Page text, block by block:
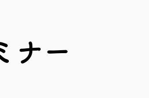
ナー